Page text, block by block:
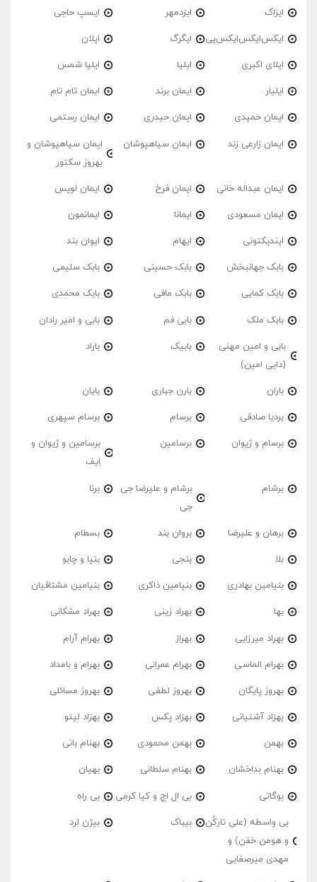
ایزاک ایزدمهر ایسپ حاجی
ایکس‌ایکس‌ایکس‌پی ایگرگ ایلان
ایلای اکبری ایلیا ایلیا شمس
ایلیار ایمان برند ایمان تام تام
ایمان حمیدی ایمان حیدری ایمان رستمی
ایمان زارعی زند ایمان سیاهپوشان
ایمان سیاهپوشان و
بهروز سکتور
ایمان عبداله خانی ایمان فرخ ایمان لویس
ایمان مسعودی ایمانا ایمانمون
ایندیکتونی ایهام ایوان بند
بابک جهانبخش بابک حسینی بابک سلیمی
بابک کمایی بابک مافی بابک محمدی
بابک ملک بابی فم بابی و امیر رادان
بابی و امین مهنی
(دایی امین)
بابیک باراد
باران بارن جباری بایان
بردیا صادقی برسام برسام سپهری
برسام و ژیوان برسامین
برسامین و ژیوان و
اِیف
برشام
برشام و علیرضا جی
جی
برنا
برهان و علیرضا بروان بند بسطام
بلا بنجی بنیا و چابو
بنیامین بهادری بنیامین ذاکری بنیامین مشتاقیان
بها بهراد زینی بهراد مشکانی
بهراد میرزایی بهراز بهرام آرام
بهرام الماسی بهرام عمرانی بهرام و بامداد
بهروز پایگان بهروز لطفی بهروز مسائلی
بهزاد آشتیانی بهزاد پکس بهزاد لیتو
بهمن بهمن محمودی بهنام بانی
بهنام بداخشان بهنام سلطانی بهیان
بوگاتی بی ال اچ و کیا کرمی بی راه
بی واسطه (علی تارکُن
و هومن خفن) و
مهدی میرصفایی
بیباک بیژن لرد